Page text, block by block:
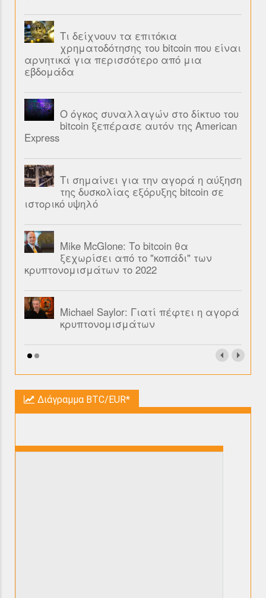
Τι δείχνουν τα επιτόκια
χρηματοδότησης του bitcoin που είναι
αρνητικά για περισσότερο από μια
εβδομάδα
Ο όγκος συναλλαγών στο δίκτυο του
bitcoin ξεπέρασε αυτόν της American
Express
Τι σημαίνει για την αγορά η αύξηση
της δυσκολίας εξόρυξης bitcoin σε
ιστορικό υψηλό
Mike McGlone: Το bitcoin θα
ξεχωρίσει από το "κοπάδι" των
κρυπτονομισμάτων το 2022
Michael Saylor: Γιατί πέφτει η αγορά
κρυπτονομισμάτων
Διάγραμμα BTC/EUR*